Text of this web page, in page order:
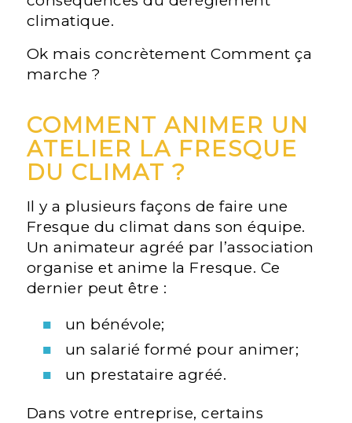
climatique.
Ok mais concrètement Comment ça
marche ?
COMMENT ANIMER UN
ATELIER LA FRESQUE
DU CLIMAT ?
Il y a plusieurs façons de faire une
Fresque du climat dans son équipe.
Un animateur agréé par l’association
organise et anime la Fresque. Ce
dernier peut être :
un bénévole;
un salarié formé pour animer;
un prestataire agréé.
Dans votre entreprise, certains